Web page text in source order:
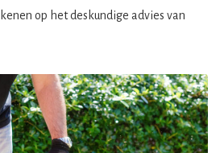
op het deskundige advies van